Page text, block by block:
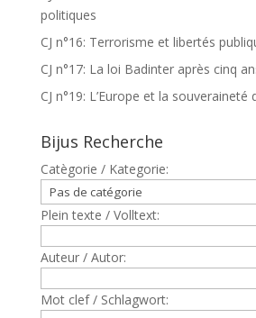
politiques
CJ n°16: Terrorisme et libertés
CJ n°17: La loi Badinter après cinq
CJ n°19: L’Europe et la souveraineté
Bijus Recherche
Catègorie / Kategorie:
Plein texte / Volltext:
Auteur / Autor:
Mot clef / Schlagwort: